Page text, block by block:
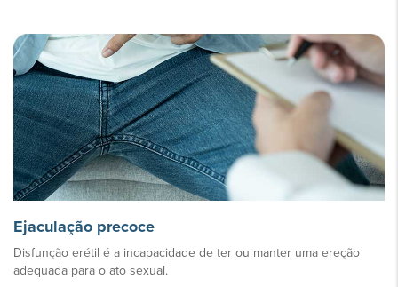
Ejaculação precoce
Disfunção erétil é a incapacidade de ter ou manter uma ereção
adequada para o ato sexual.